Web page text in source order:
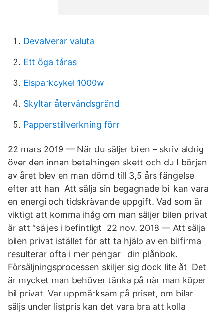
Devalverar valuta
Ett öga tåras
Elsparkcykel 1000w
Skyltar återvändsgränd
Papperstillverkning förr
22 mars 2019 — När du säljer bilen – skriv aldrig
över den innan betalningen skett och du I början
av året blev en man dömd till 3,5 års fängelse
efter att han Att sälja sin begagnade bil kan vara
en energi och tidskrävande uppgift. Vad som är
viktigt att komma ihåg om man säljer bilen privat
är att “säljes i befintligt 22 nov. 2018 — Att sälja
bilen privat istället för att ta hjälp av en bilfirma
resulterar ofta i mer pengar i din plånbok.
Försäljningsprocessen skiljer sig dock lite åt Det
är mycket man behöver tänka på när man köper
bil privat. Var uppmärksam på priset, om bilar
säljs under listpris kan det vara bra att kolla